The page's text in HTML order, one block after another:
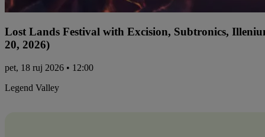
Lost Lands Festival with Excision, Subtronics,
20, 2026)
pet, 18 ruj 2026 • 12:00
Legend Valley